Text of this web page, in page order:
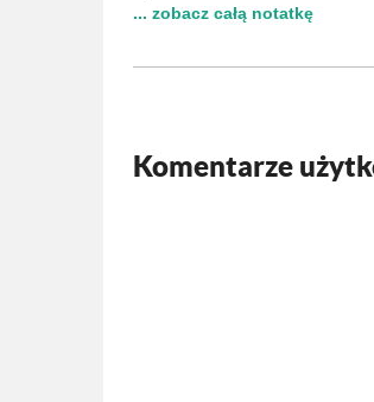
... zobacz całą notatkę
Komentarze